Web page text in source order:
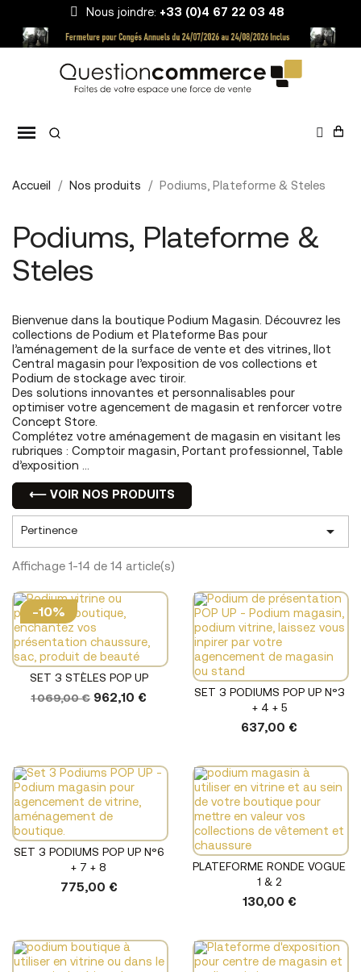
Nous joindre: +33 (0)4 67 22 03 48
Accueil Nos produits Podiums, Plateforme & Steles
Podiums, Plateforme &
Steles
Bienvenue dans la boutique Podium Magasin. Découvrez les
collections de Podium et Plateforme Bas pour
l’aménagement de la surface de vente et des vitrines, Ilot
Central magasin pour l’exposition de vos collections et
Podium de stockage avec tiroir.
Des solutions innovantes et personnalisables pour
optimiser votre agencement de magasin et renforcer votre
Concept Store.
Complétez votre aménagement de magasin en visitant les
rubriques : Comptoir magasin, Portant professionnel, Table
d’exposition …
⟵ VOIR NOS PRODUITS
Pertinence 
Affichage 1-14 de 14 article(s)
SET 3 STÈLES POP UP
1 069,00 € 962,10 €
-10%
SET 3 PODIUMS POP UP N°3
+ 4 + 5
637,00 €
SET 3 PODIUMS POP UP N°6
+ 7 + 8
775,00 €
PLATEFORME RONDE VOGUE
1 & 2
130,00 €